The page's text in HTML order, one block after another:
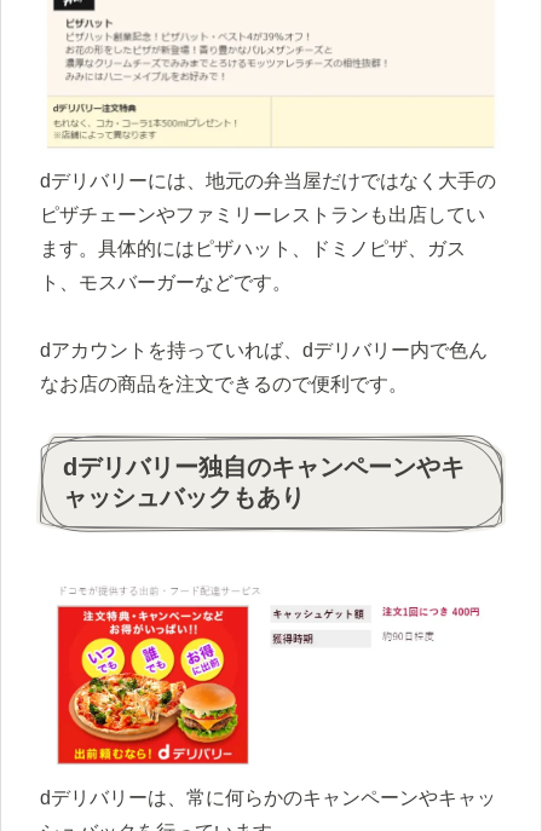
dデリバリーには、地元の弁当屋だけではなく大手の
ピザチェーンやファミリーレストランも出店してい
ます。具体的にはピザハット、ドミノピザ、ガス
ト、モスバーガーなどです。
dアカウントを持っていれば、dデリバリー内で色ん
なお店の商品を注文できるので便利です。
dデリバリー独自のキャンペーンやキ
ャッシュバックもあり
dデリバリーは、常に何らかのキャンペーンやキャッ